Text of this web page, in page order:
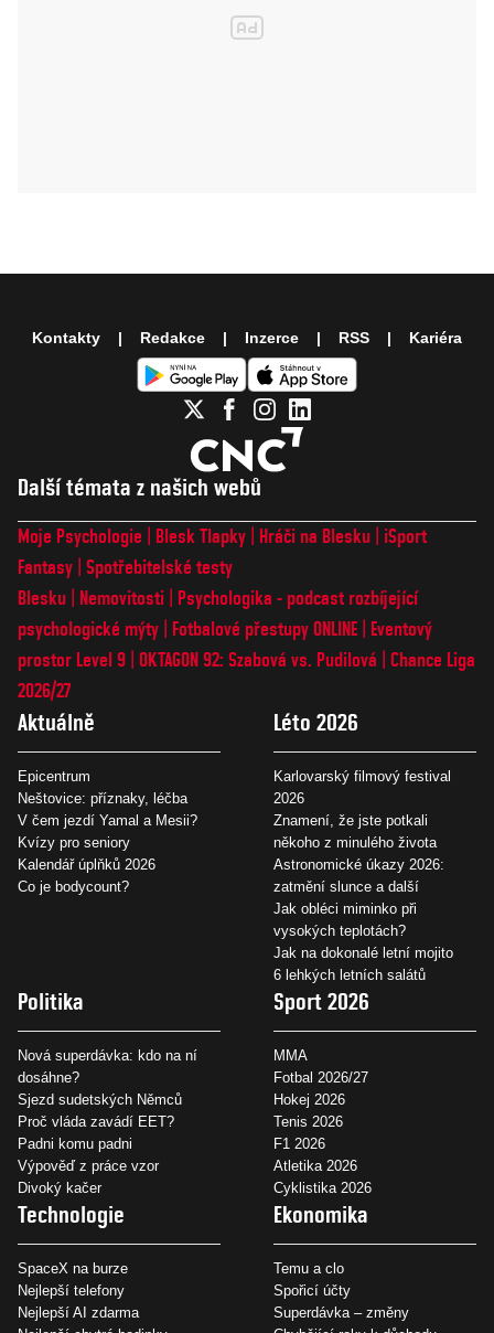
Další témata z našich webů
Moje Psychologie Blesk Tlapky Hráči na Blesku
iSport
Fantasy Spotřebitelské testy
Blesku
Nemovitosti
Psychologika - podcast rozbíjející
psychologické mýty
Fotbalové přestupy ONLINE
Eventový
prostor Level 9 OKTAGON 92: Szabová vs. Pudilová
Chance Liga
2026/27
Aktuálně
Epicentrum
Neštovice: příznaky, léčba
V čem jezdí Yamal a Mesii?
Kvízy pro seniory
Kalendář úplňků 2026
Co je bodycount?
Léto 2026
Karlovarský filmový festival
2026
Znamení, že jste potkali
někoho z minulého života
Astronomické úkazy 2026:
zatmění slunce a další
Jak obléci miminko při
vysokých teplotách?
Jak na dokonalé letní mojito
6 lehkých letních salátů
Politika
Nová superdávka: kdo na ní
dosáhne?
Sjezd sudetských Němců
Proč vláda zavádí EET?
Padni komu padni
Výpověď z práce vzor
Divoký kačer
Sport 2026
MMA
Fotbal 2026/27
Hokej 2026
Tenis 2026
F1 2026
Atletika 2026
Cyklistika 2026
Technologie
SpaceX na burze
Nejlepší telefony
Nejlepší AI zdarma
Ekonomika
Temu a clo
Spořicí účty
Superdávka – změny
Kontakty Redakce Inzerce RSS Kariéra